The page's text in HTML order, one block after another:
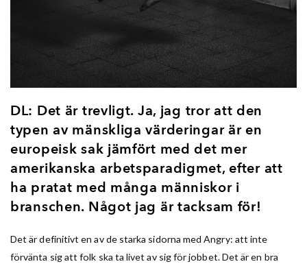
DL: Det är trevligt. Ja, jag tror att den
typen av mänskliga värderingar är en
europeisk sak jämfört med det mer
amerikanska arbetsparadigmet, efter att
ha pratat med många människor i
branschen. Något jag är tacksam för!
Det är definitivt en av de starka sidorna med Angry: att inte
förvänta sig att folk ska ta livet av sig för jobbet. Det är en bra